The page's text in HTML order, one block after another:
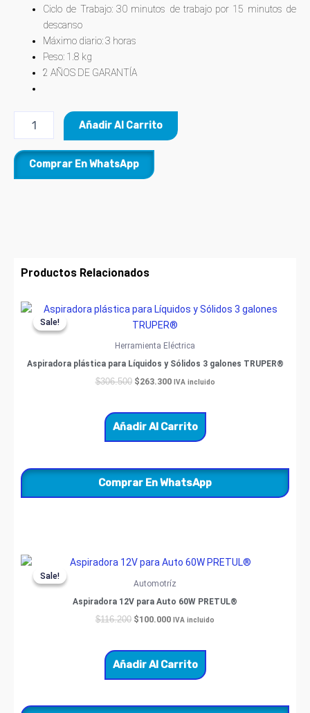
Ciclo de Trabajo: 30 minutos de trabajo por 15 minutos de
descanso
Máximo diario: 3 horas
Peso: 1.8 kg
2 AÑOS DE GARANTÍA
Añadir Al Carrito
Comprar En WhatsApp
Productos Relacionados
Sale!
Sale!
Herramienta Eléctrica
Aspiradora plástica para Líquidos y Sólidos 3 galones TRUPER®
$306.500
Original
price
was:
$306.500.
$263.300
Current
is:
$263.300.
IVA incluido
Añadir Al Carrito
Comprar En WhatsApp
Sale!
Sale!
Automotríz
Aspiradora 12V para Auto 60W PRETUL®
$116.200
Original
price
was:
$100.000
Current
is:
IVA incluido
Añadir Al Carrito